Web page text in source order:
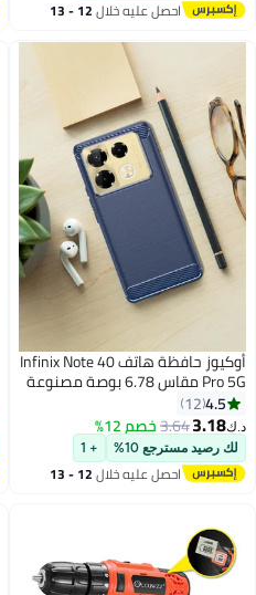
احصل عليه خلال 12 - 13
أوكيوز حافظة هاتف Infinix Note 40
Pro 5G مقاس 6.78 بوصة مصنوعة
مصقولة، حافظة هاتف من ألياف
الكربون، عدسة كاميرا، تصميم بارز
لحماية العدسات، حافظة هاتف
صلبة باللون الأزرق
4.5
12
د.ك‏3.18
3.64خصم 12%
لك رصيد مسترجع 10% + 1
احصل عليه خلال 12 - 13